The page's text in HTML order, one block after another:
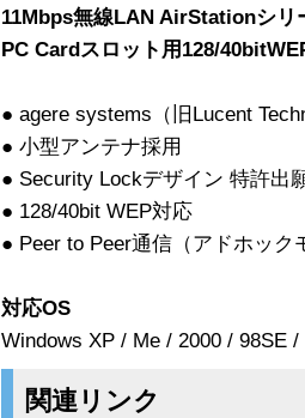
11Mbps無線LAN AirStationシリ
PC Cardスロット用128/
● agere systems（旧Lucent
● 小型アンテナ採用
● Security Lockデザイン 特許出
● 128/40bit WEP対応
● Peer to Peer通信（アドホック
対応OS
Windows XP / Me / 2000 / 98SE
関連リンク